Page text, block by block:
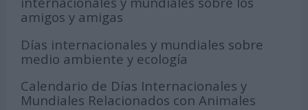
amigos y amigas
Días internacionales y mundiales sobre
medio ambiente y ecología
Calendario de Días Internacionales y
Mundiales Relacionados con Animales